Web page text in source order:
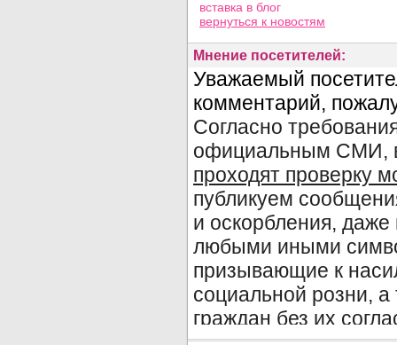
вставка в блог
вернуться к новостям
Мнение посетителей: